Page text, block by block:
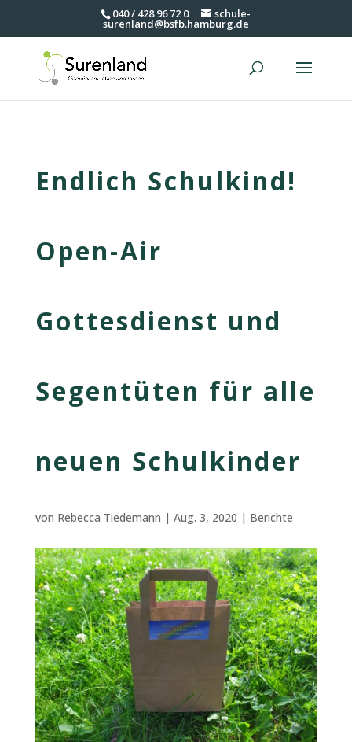
040 / 428 96 72 0 schule-
surenland@bsfb.hamburg.de
Endlich Schulkind!
Open-Air
Gottesdienst und
Segentüten für alle
neuen Schulkinder
von Rebecca Tiedemann | Aug. 3, 2020 | Berichte